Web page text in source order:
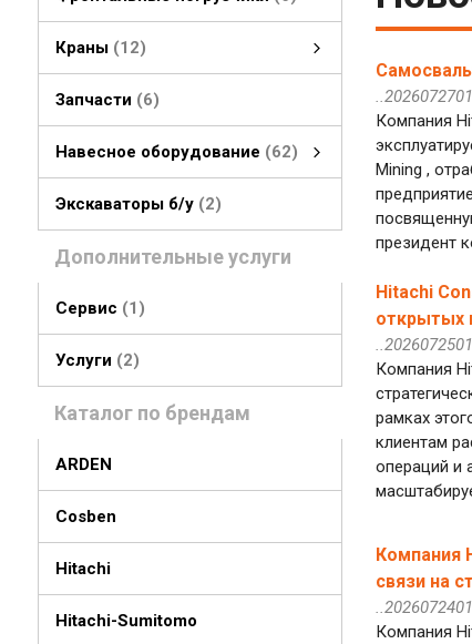
Краны 12
Запчасти 6
Навесное оборудование 62
Экскаваторы б/у 2
Дополнительные услуги
Сервис 1
Услуги 2
Каталог по брендам
ARDEN
Cosben
Hitachi
Hitachi-Sumitomo
..2026072701
Компания
Mining ,
президент
Hitachi
открытых
..2026072501
Компания
рамках
клиентам
операций и
Компания
связи на
..2026072401
Компания